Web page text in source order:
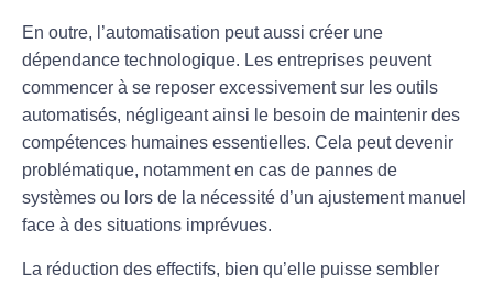
En outre, l’automatisation peut aussi créer une
dépendance technologique. Les entreprises peuvent
commencer à se reposer excessivement sur les outils
automatisés, négligeant ainsi le besoin de maintenir des
compétences humaines essentielles. Cela peut devenir
problématique, notamment en cas de pannes de
systèmes ou lors de la nécessité d’un ajustement manuel
face à des situations imprévues.
La réduction des effectifs, bien qu’elle puisse sembler